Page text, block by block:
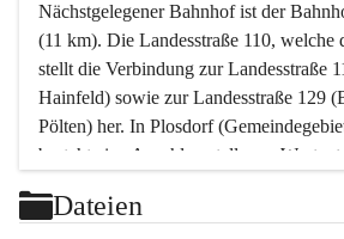
Nächstgelegener Bahnhof ist der
(11 km). Die Landesstraße 110, welche
stellt die Verbindung zur Landesstraße
Hainfeld) sowie zur Landesstraße 129
Pölten) her. In Plosdorf
besteht eine Anschlussstelle zur
Wien erreicht man in ca. 45 Minuten.
Dateien